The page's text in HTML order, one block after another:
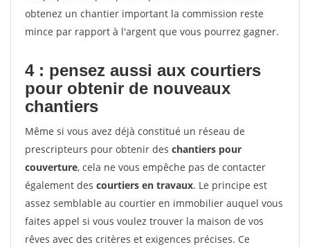
obtenez un chantier important la commission reste
mince par rapport à l'argent que vous pourrez gagner.
4 : pensez aussi aux courtiers
pour obtenir de nouveaux
chantiers
Même si vous avez déjà constitué un réseau de
prescripteurs pour obtenir des chantiers pour
couverture, cela ne vous empêche pas de contacter
également des courtiers en travaux. Le principe est
assez semblable au courtier en immobilier auquel vous
faites appel si vous voulez trouver la maison de vos
rêves avec des critères et exigences précises. Ce